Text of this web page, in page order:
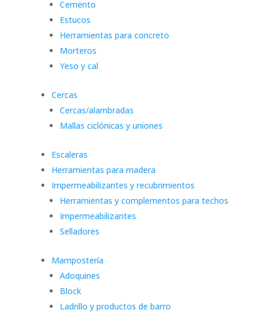
Cemento
Estucos
Herramientas para concreto
Morteros
Yeso y cal
Cercas
Cercas/alambradas
Mallas ciclónicas y uniones
Escaleras
Herramientas para madera
Impermeabilizantes y recubrimientos
Herramientas y complementos para techos
Impermeabilizantes
Selladores
Mampostería
Adoquines
Block
Ladrillo y productos de barro